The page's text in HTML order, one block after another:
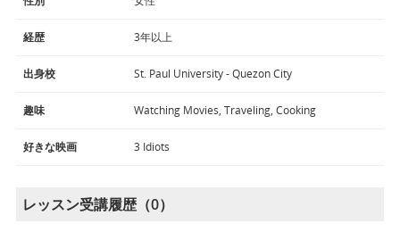
経歴 3年以上
出身校 St. Paul University - Quezon City
趣味 Watching Movies, Traveling, Cooking
好きな映画 3 Idiots
レッスン受講履歴（0）